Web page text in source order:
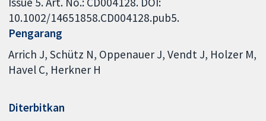
10.1002/14651858.CD004128.pub5.
Pengarang
Arrich J Schütz N Oppenauer J Vendt J Holzer M
Havel C Herkner H
Diterbitkan